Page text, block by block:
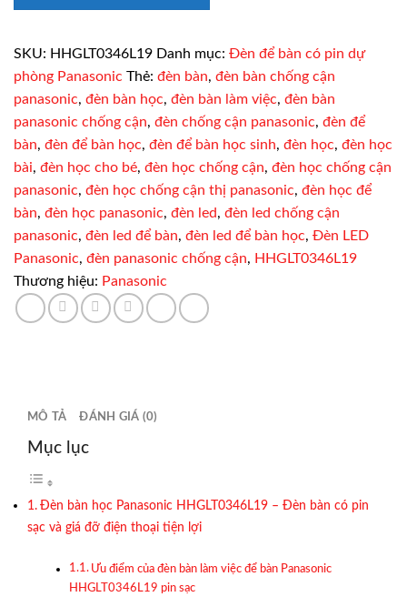
để
Panasonic
HHGLT0346L19
pin
sạc
số
lượng
SKU: HHGLT0346L19 Danh mục: Đèn để bàn có pin dự
phòng Panasonic Thẻ: đèn bàn, đèn bàn chống cận
panasonic, đèn bàn học, đèn bàn làm việc, đèn bàn
panasonic chống cận, đèn chống cận panasonic, đèn để
bàn, đèn để bàn học, đèn để bàn học sinh, đèn học, đèn học
bài, đèn học cho bé, đèn học chống cận, đèn học chống cận
panasonic, đèn học chống cận thị panasonic, đèn học để
bàn, đèn học panasonic, đèn led, đèn led chống cận
panasonic, đèn led để bàn, đèn led để bàn học, Đèn LED
Panasonic, đèn panasonic chống cận, HHGLT0346L19
Thương hiệu: Panasonic
MÔ TẢ ĐÁNH GIÁ (0)
Mục lục
Đèn bàn học Panasonic HHGLT0346L19 – Đèn bàn có pin
sạc và giá đỡ điện thoại tiện lợi
Ưu điểm của đèn bàn làm việc để bàn Panasonic
HHGLT0346L19 pin sạc